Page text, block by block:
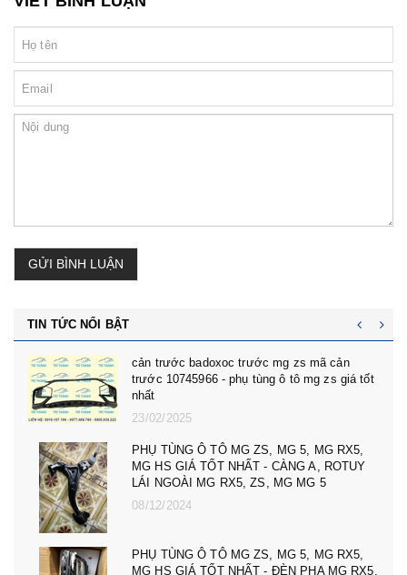
GỬI BÌNH LUẬN
TIN TỨC NỔI BẬT
cản trước badoxoc trước mg zs mã cản
trước 10745966 - phụ tùng ô tô mg zs giá tốt
nhất
23/02/2025
PHỤ TÙNG Ô TÔ MG ZS, MG 5, MG RX5,
MG HS GIÁ TỐT NHẤT - CÀNG A, ROTUY
LÁI NGOÀI MG RX5, ZS, MG MG 5
08/12/2024
PHỤ TÙNG Ô TÔ MG ZS, MG 5, MG RX5,
MG HS GIÁ TỐT NHẤT - ĐÈN PHA MG RX5,